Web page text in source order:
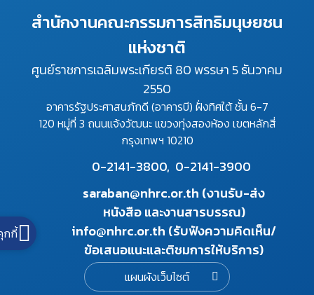
สำนักงานคณะกรรมการสิทธิมนุษยชน
แห่งชาติ
ศูนย์ราชการเฉลิมพระเกียรติ 80 พรรษา 5 ธันวาคม
2550
อาคารรัฐประศาสนภักดี (อาคารบี) ฝั่งทิศใต้ ชั้น 6-7
120 หมู่ที่ 3 ถนนแจ้งวัฒนะ แขวงทุ่งสองห้อง เขตหลักสี่
กรุงเทพฯ 10210
0-2141-3800, 0-2141-3900
saraban@nhrc.or.th (งานรับ-ส่ง
หนังสือ และงานสารบรรณ)
info@nhrc.or.th (รับฟังความคิดเห็น/
ข้อเสนอแนะและติชมการให้บริการ)
แผนผังเว็บไซต์
กกี้